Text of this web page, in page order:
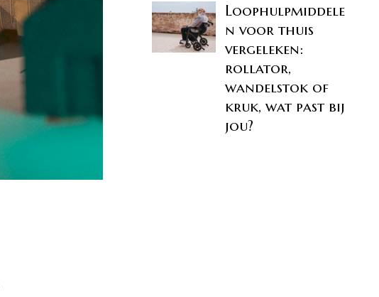
Loophulpmiddele
n voor thuis
vergeleken:
rollator,
wandelstok of
kruk, wat past bij
jou?